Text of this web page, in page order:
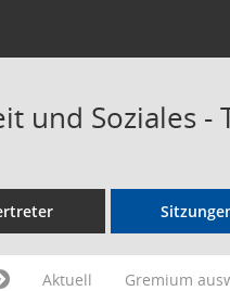
und Soziales -
Aktuell Gremium